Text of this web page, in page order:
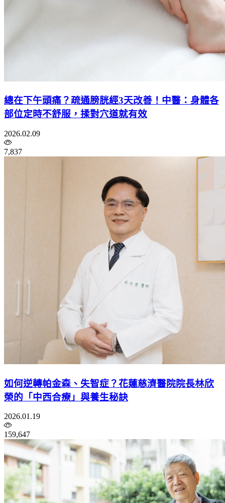
總在下午頭痛？疏通膀胱經3天改善！中醫：身體各
部位定時不舒服，揉對穴道就有效
2026.02.09
7,837
如何逆轉帕金森、失智症？花蓮慈濟醫院院長林欣
榮的「中西合療」與養生秘訣
2026.01.19
159,647